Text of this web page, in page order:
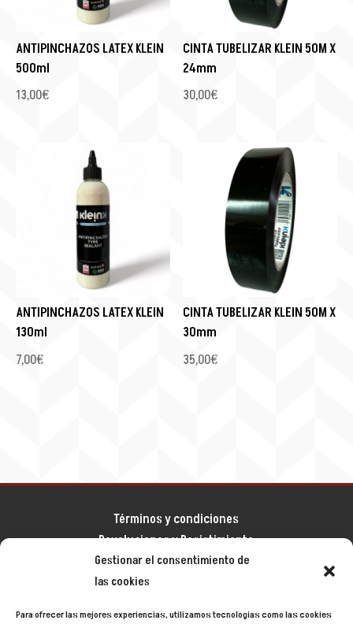
Gestionar el consentimiento de
las cookies
Para ofrecer las mejores experiencias, utilizamos tecnologías como las cookies
ANTIPINCHAZOS LATEX KLEIN
500ml
13,00€
CINTA TUBELIZAR KLEIN 50M X
24mm
30,00€
ANTIPINCHAZOS LATEX KLEIN
130ml
7,00€
CINTA TUBELIZAR KLEIN 50M X
30mm
35,00€
Términos y condiciones
Devoluciones y Desistimiento
Aviso legal
Política de privacidad